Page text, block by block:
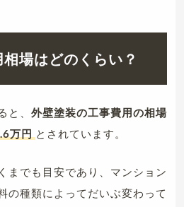
場はどのくらい？
と、 外壁塗装の工事費用の相場
万円 とされています。
までも目安であり、マンション
の種類によってだいぶ変わって